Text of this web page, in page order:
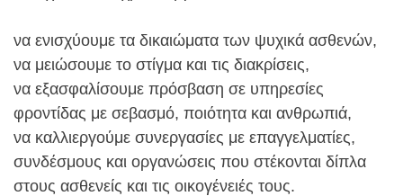
να ενισχύουμε τα δικαιώματα των ψυχικά ασθενών,
να μειώσουμε το στίγμα και τις διακρίσεις,
να εξασφαλίσουμε πρόσβαση σε υπηρεσίες
φροντίδας με σεβασμό, ποιότητα και ανθρωπιά,
να καλλιεργούμε συνεργασίες με επαγγελματίες,
συνδέσμους και οργανώσεις που στέκονται δίπλα
στους ασθενείς και τις οικογένειές τους.